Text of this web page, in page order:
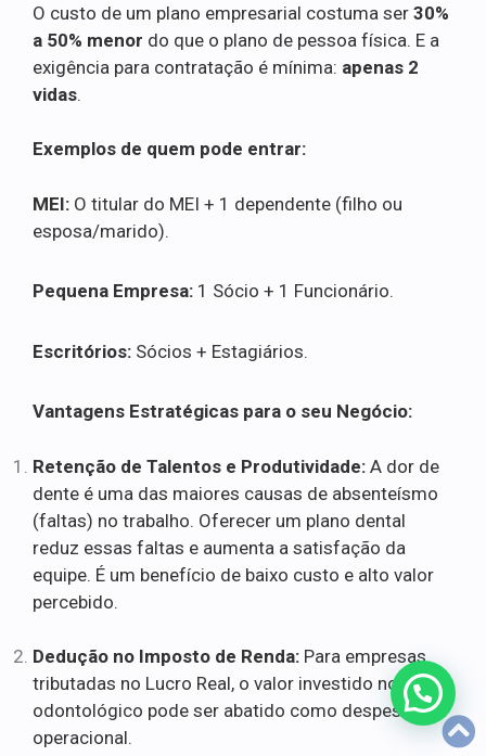
O custo de um plano empresarial costuma ser 30%
a 50% menor do que o plano de pessoa física. E a
exigência para contratação é mínima: apenas 2
vidas.
Exemplos de quem pode entrar:
MEI: O titular do MEI + 1 dependente (filho ou
esposa/marido).
Pequena Empresa: 1 Sócio + 1 Funcionário.
Escritórios: Sócios + Estagiários.
Vantagens Estratégicas para o seu Negócio:
Retenção de Talentos e Produtividade: A dor de
dente é uma das maiores causas de absenteísmo
(faltas) no trabalho. Oferecer um plano dental
reduz essas faltas e aumenta a satisfação da
equipe. É um benefício de baixo custo e alto valor
percebido.
Dedução no Imposto de Renda: Para empresas
tributadas no Lucro Real, o valor investido no plano
odontológico pode ser abatido como despesa
operacional.